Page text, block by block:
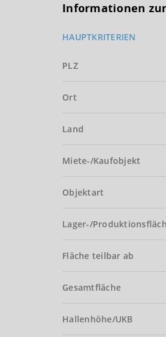
Informationen
HAUPTKRITERIEN
PLZ
Ort
Land
Miete-/Kaufobjekt
Objektart
Lager-/
Fläche teilbar ab
Gesamtfläche
Hallenhöhe/UKB